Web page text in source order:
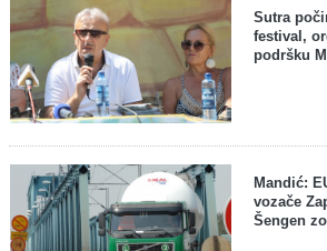
Sutra
festival,
podršku
Mandić:
vozače
Šengen